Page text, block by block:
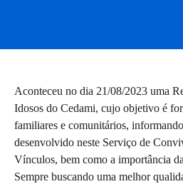
Aconteceu no dia 21/08/2023 uma
Idosos do Cedami, cujo objetivo é
familiares e comunitários,
desenvolvido neste Serviço de
Vínculos, bem como a importância
Sempre buscando uma melhor